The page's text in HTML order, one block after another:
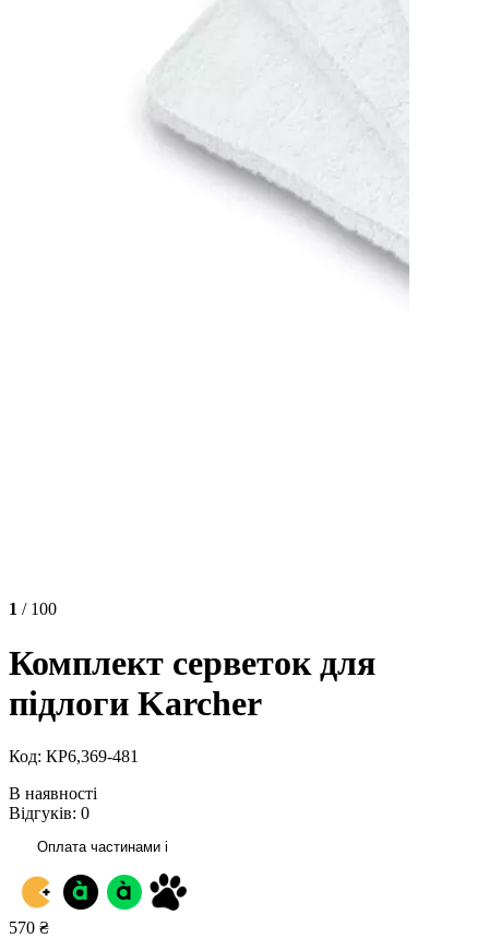
1 / 100
Комплект серветок для
підлоги Karcher
Код: КР6,369-481
В наявності
Відгуків: 0
Оплата частинами i
570 ₴